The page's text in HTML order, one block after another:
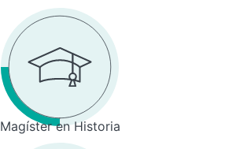
Magíster en Historia